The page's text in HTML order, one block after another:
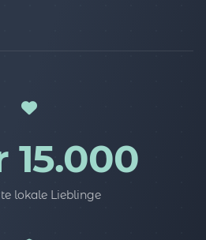
15.000
lokale Lieblinge